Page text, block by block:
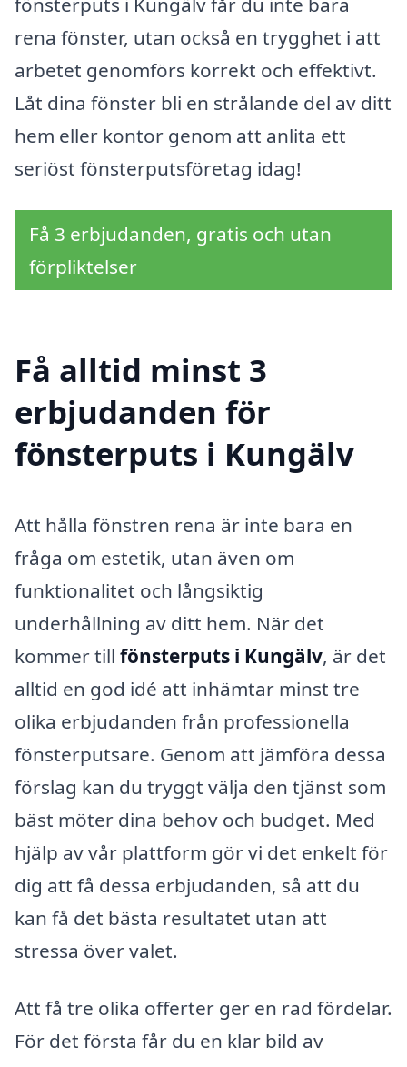
rena fönster, utan också en trygghet i att
arbetet genomförs korrekt och effektivt.
Låt dina fönster bli en strålande del av ditt
hem eller kontor genom att anlita ett
seriöst fönsterputsföretag idag!
Få 3 erbjudanden, gratis och utan
förpliktelser
Få alltid minst 3
erbjudanden för
fönsterputs i Kungälv
Att hålla fönstren rena är inte bara en
fråga om estetik, utan även om
funktionalitet och långsiktig
underhållning av ditt hem. När det
kommer till fönsterputs i Kungälv, är det
alltid en god idé att inhämtar minst tre
olika erbjudanden från professionella
fönsterputsare. Genom att jämföra dessa
förslag kan du tryggt välja den tjänst som
bäst möter dina behov och budget. Med
hjälp av vår plattform gör vi det enkelt för
dig att få dessa erbjudanden, så att du
kan få det bästa resultatet utan att
stressa över valet.
Att få tre olika offerter ger en rad fördelar.
För det första får du en klar bild av